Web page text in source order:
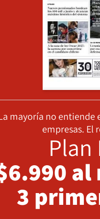
mayoría no entiende
empresas. El
Plan
al
3